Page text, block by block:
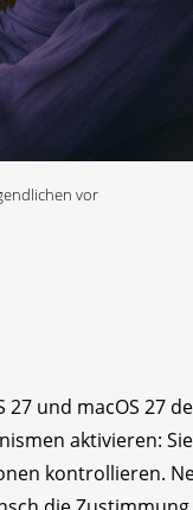
vor
und macOS 27
aktivieren:
kontrollieren.